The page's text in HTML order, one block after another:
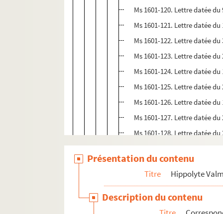
Ms 1601-120. Lettre datée
Ms 1601-121. Lettre datée
Ms 1601-122. Lettre datée
Ms 1601-123. Lettre datée
Ms 1601-124. Lettre datée
Ms 1601-125. Lettre datée
Ms 1601-126. Lettre datée
Ms 1601-127. Lettre datée
Ms 1601-128. Lettre datée
Ms 1601-130. Lettre datée
Ms 1601-131. Lettre datée
Ms 1601-132. Lettre datée
Ms 1601-133. Lettre datée
Présentation du contenu
Titre Hippolyte
Description du contenu